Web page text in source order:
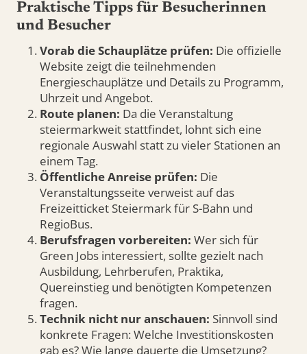
Praktische Tipps für Besucherinnen
und Besucher
Vorab die Schauplätze prüfen: Die offizielle
Website zeigt die teilnehmenden
Energieschauplätze und Details zu Programm,
Uhrzeit und Angebot.
Route planen: Da die Veranstaltung
steiermarkweit stattfindet, lohnt sich eine
regionale Auswahl statt zu vieler Stationen an
einem Tag.
Öffentliche Anreise prüfen: Die
Veranstaltungsseite verweist auf das
Freizeitticket Steiermark für S-Bahn und
RegioBus.
Berufsfragen vorbereiten: Wer sich für
Green Jobs interessiert, sollte gezielt nach
Ausbildung, Lehrberufen, Praktika,
Quereinstieg und benötigten Kompetenzen
fragen.
Technik nicht nur anschauen: Sinnvoll sind
konkrete Fragen: Welche Investitionskosten
gab es? Wie lange dauerte die Umsetzung?